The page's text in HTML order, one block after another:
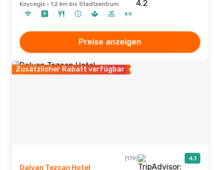
Koycegiz · 1,2 km bis Stadtzentrum
Preise anzeigen
Zusätzlicher Rabatt verfügbar
(179) 4,1
Dalyan Tezcan Hotel